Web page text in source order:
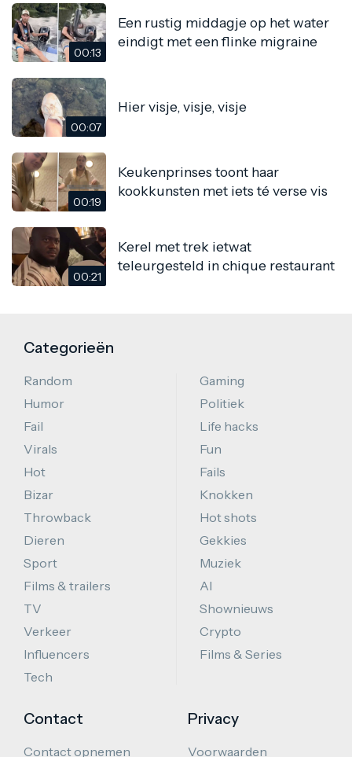
00:13
Een rustig middagje op het water
eindigt met een flinke migraine
00:07
Hier visje, visje, visje
00:19
Keukenprinses toont haar
kookkunsten met iets té verse vis
00:21
Kerel met trek ietwat
teleurgesteld in chique restaurant
Categorieën
Random
Humor
Fail
Virals
Hot
Bizar
Throwback
Dieren
Sport
Films & trailers
TV
Verkeer
Influencers
Tech
Gaming
Politiek
Life hacks
Fun
Fails
Knokken
Hot shots
Gekkies
Muziek
AI
Shownieuws
Crypto
Films & Series
Contact
Contact opnemen
Privacy
Voorwaarden